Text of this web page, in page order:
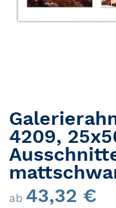
4209,
ab 43,32 €
Zum Anfang der